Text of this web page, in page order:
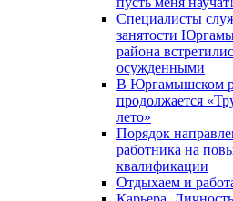
Специалисты
занятости
района
осужденными
В Юргамышском
продолжается
лето»
Порядок
работника на
квалификации
Отдыхаем и